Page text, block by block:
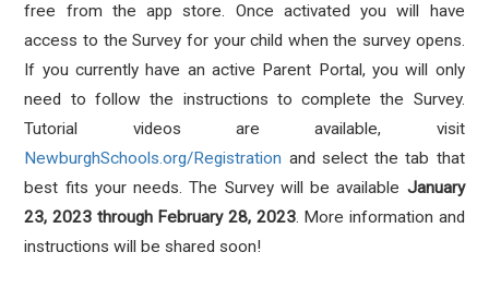
free from the app store. Once activated you will have
access to the Survey for your child when the survey opens.
If you currently have an active Parent Portal, you will only
need to follow the instructions to complete the Survey.
Tutorial videos are available, visit
NewburghSchools.org/Registration and select the tab that
best fits your needs. The Survey will be available January
23, 2023 through February 28, 2023. More information and
instructions will be shared soon!